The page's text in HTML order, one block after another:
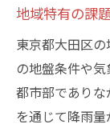
地域特有の課
東京都大田区
の地盤条件や気
都市部であり
を通じて降雨